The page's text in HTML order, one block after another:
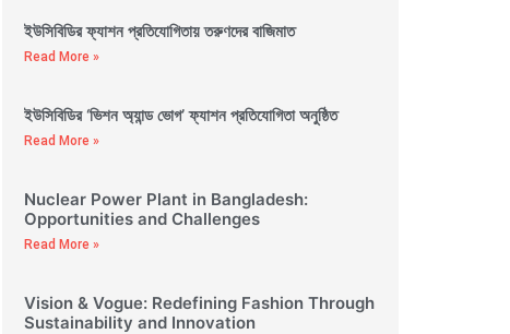
ইউসিবিডির ফ্যাশন প্রতিযোগিতায় তরুণদের বাজিমাত
Read More »
ইউসিবিডির ‘ভিশন অ্যান্ড ভোগ’ ফ্যাশন প্রতিযোগিতা অনুষ্ঠিত
Read More »
Nuclear Power Plant in Bangladesh:
Opportunities and Challenges
Read More »
Vision & Vogue: Redefining Fashion Through
Sustainability and Innovation